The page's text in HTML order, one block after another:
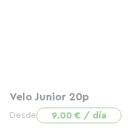
Velo Junior 20p
Desde 9.00 € / día